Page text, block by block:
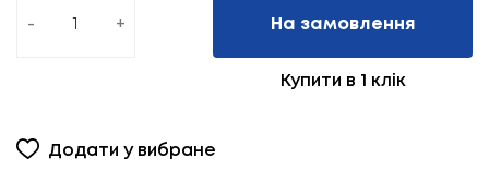
- + На замовлення
Купити в 1 клік
Додати у вибране